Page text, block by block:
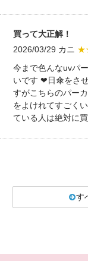
買って大正解！
2026/03/29 カニ
今まで色んなuvパ
いです ❤︎日傘をさ
すがこちらのパー
をよけれてすごく
ている人は絶対に
す